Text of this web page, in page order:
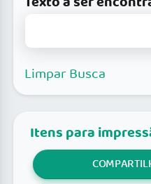
Limpar Busca
Itens para